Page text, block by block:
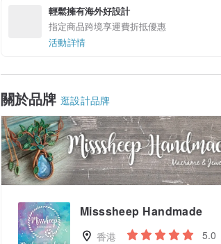
輕鬆擁有海外好設計
指定商品跨境享運費折抵優惠
活動詳情
關於品牌 逛設計品牌
Misssheep Handmade
香港 5.0